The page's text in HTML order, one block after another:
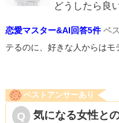
どうしたら良
恋愛マスター&AI回答5件 ベ
テるのに、好きな人からはモ
ベストアンサーあり
気になる女性と